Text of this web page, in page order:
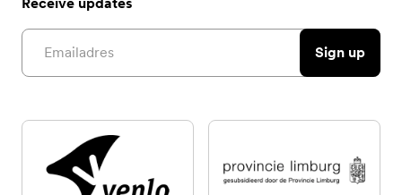
Email address
Sign up